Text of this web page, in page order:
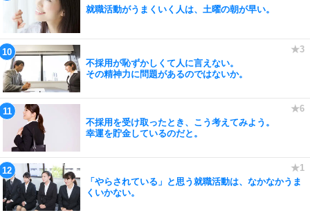
就職活動がうまくいく人は、土曜の朝が早い。
不採用が恥ずかしくて人に言えない。
その精神力に問題があるのではないか。
不採用を受け取ったとき、こう考えてみよう。
幸運を貯金しているのだと。
「やらされている」と思う就職活動は、なかなかうま
くいかない。